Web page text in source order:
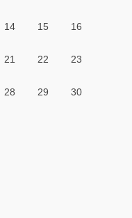
14 15 16
21 22 23
28 29 30